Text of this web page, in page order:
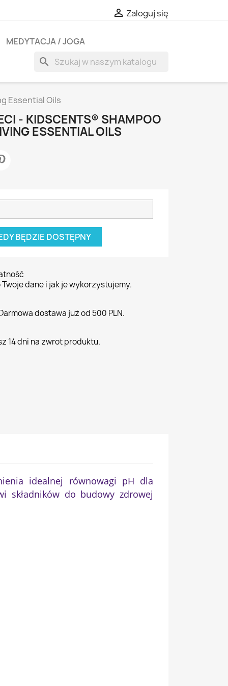
 Zaloguj się
MEDYTACJA / JOGA
search
Essential Oils
- KIDSCENTS® SHAMPOO
ESSENTIAL OILS
BĘDZIE DOSTĘPNY
dane i jak je wykorzystujemy.
dostawa już od 500 PLN.
14 dni na zwrot produktu.
idealnej równowagi pH dla
składników do budowy zdrowej